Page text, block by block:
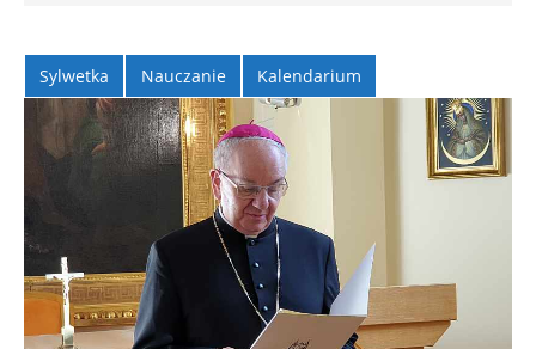
Sylwetka Nauczanie Kalendarium